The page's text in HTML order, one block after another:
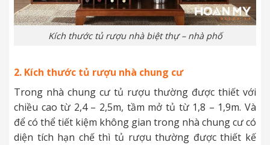
Kích thước tủ rượu nhà biệt thự – nhà phố
2. Kích thước tủ rượu nhà chung cư
Trong nhà chung cư tủ rượu thường được thiết với
chiều cao từ 2,4 – 2,5m, tầm mở tủ từ 1,8 – 1,9m. Và
để có thể tiết kiệm không gian trong nhà chung cư có
diện tích hạn chế thì tủ rượu thường được thiết kế